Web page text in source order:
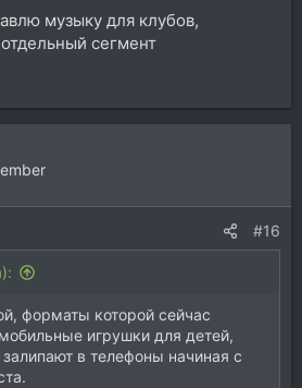
музыку для клубов,
сегмент
#16
форматы которой сейчас
игрушки для детей,
в телефоны начиная с